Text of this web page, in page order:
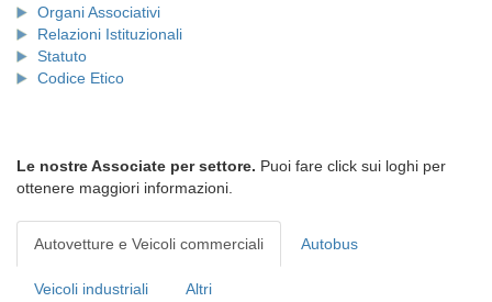
Organi Associativi
Relazioni Istituzionali
Statuto
Codice Etico
Le nostre Associate per settore. Puoi fare click sui loghi per
ottenere maggiori informazioni.
Autovetture e Veicoli commerciali Autobus
Veicoli industriali Altri